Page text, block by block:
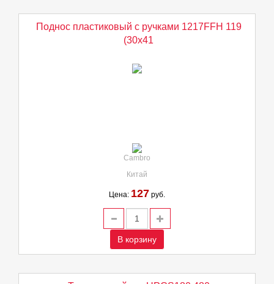
Поднос пластиковый с ручками 1217FFH 119
(30х41
Cambro
Китай
Цена: 127 руб.
В корзину